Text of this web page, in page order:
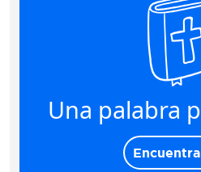
Una palabra